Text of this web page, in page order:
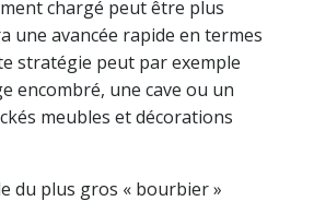
chargé peut être plus
une avancée rapide en termes
stratégie peut par exemple
encombré, une cave ou un
meubles et décorations
du plus gros « bourbier »